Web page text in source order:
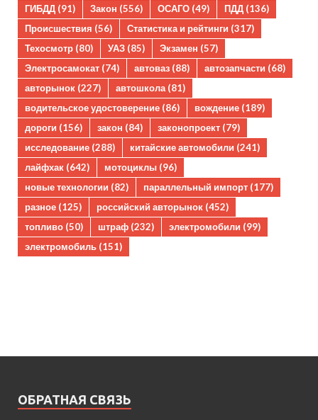
ГИБДД (91) Закон (556) ОСАГО (49) ПДД (136)
Происшествия (56) Статистика и рейтинги (317)
Техосмотр (80) УАЗ (85) Экзамен (57)
Электросамокат (74) автоваз (88) автозапчасти (68)
авторынок (227) автошкола (81)
водительское удостоверение (86) вождение (189)
дороги (156) закон (84) законопроект (79)
исследование (288) китайские автомобили (241)
лайфхак (642) мотоциклы (96)
новые технологии (82) параллельный импорт (177)
разное (125) российский авторынок (452)
топливо (50) штраф (232) электромобили (99)
электромобиль (151)
ОБРАТНАЯ СВЯЗЬ